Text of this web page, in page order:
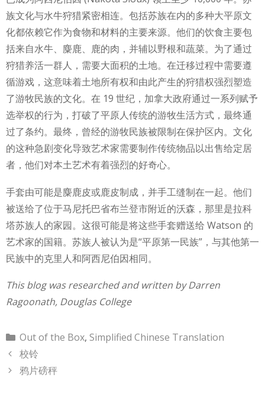
族文化与水牛狩猎紧密相连。包括苏族在内的多种大平原文
化都依赖它作为食物和材料的主要来源。他们的饮食主要包
括来自水牛、麋鹿、鹿的肉，并辅以野根和蔬菜。为了通过
狩猎养活一群人，需要大面积的土地。在迁移过程中需要遵
循游戏，这意味着土地所有权和由此产生的狩猎权强烈塑造
了游牧民族的文化。在 19 世纪，加拿大政府通过一系列赋予
选举权的行为，打破了平原人传统的游牧生活方式，最终通
过了条约。最终，曾经的游牧民族被限制在保护区内。文化
的这种急剧变化导致艺术家需要制作传统物品以出售给定居
者，他们对本土艺术有着强烈的好奇心。
手套由可能是麋鹿皮或鹿皮制成，并手工缝制在一起。他们
被送给了位于马尼托巴省布兰登市附近的沃森，那里是拉科
塔苏族人的家园。这很可能是将这些手套赠送给 Watson 的
艺术家的国籍。苏族人被认为是“平原第一民族”，与其他第一
民族中的克里人和阿西尼伯因相同。
This blog was researched and written by Darren
Ragoonath, Douglas College
Categories
Out of the Box, Simplified Chinese Translation
校铃
鸦片磅秤